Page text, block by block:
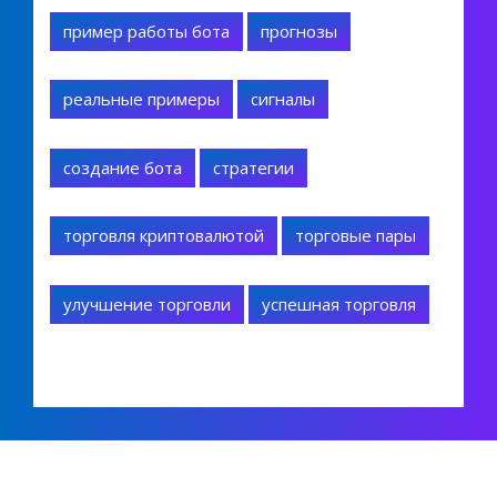
пример работы бота прогнозы
реальные примеры сигналы
создание бота стратегии
торговля криптовалютой торговые пары
улучшение торговли успешная торговля